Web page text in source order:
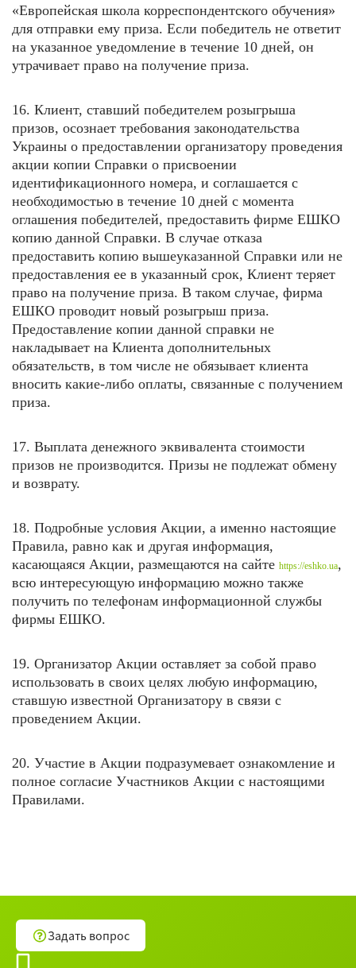
«Европейская школа корреспондентского обучения»
для отправки ему приза. Если победитель не ответит
на указанное уведомление в течение 10 дней, он
утрачивает право на получение приза.
16. Клиент, ставший победителем розыгрыша
призов, осознает требования законодательства
Украины о предоставлении организатору проведения
акции копии Справки о присвоении
идентификационного номера, и соглашается с
необходимостью в течение 10 дней с момента
оглашения победителей, предоставить фирме ЕШКО
копию данной Справки. В случае отказа
предоставить копию вышеуказанной Справки или не
предоставления ее в указанный срок, Клиент теряет
право на получение приза. В таком случае, фирма
ЕШКО проводит новый розыгрыш приза.
Предоставление копии данной справки не
накладывает на Клиента дополнительных
обязательств, в том числе не обязывает клиента
вносить какие-либо оплаты, связанные с получением
приза.
17. Выплата денежного эквивалента стоимости
призов не производится. Призы не подлежат обмену
и возврату.
18. Подробные условия Акции, а именно настоящие
Правила, равно как и другая информация,
касающаяся Акции, размещаются на сайте https://eshko.ua,
всю интересующую информацию можно также
получить по телефонам информационной службы
фирмы ЕШКО.
19. Организатор Акции оставляет за собой право
использовать в своих целях любую информацию,
ставшую известной Организатору в связи с
проведением Акции.
20. Участие в Акции подразумевает ознакомление и
полное согласие Участников Акции с настоящими
Правилами.
Задать вопрос